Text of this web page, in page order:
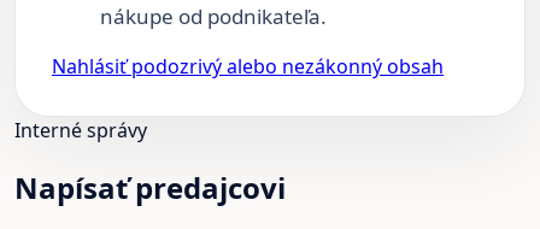
nákupe od podnikateľa.
Nahlásiť podozrivý alebo nezákonný obsah
Interné správy
Napísať predajcovi